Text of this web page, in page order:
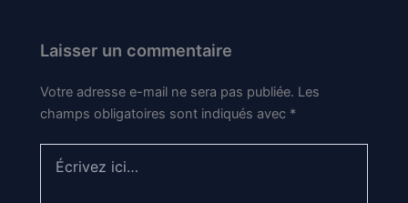
Laisser un commentaire
Votre adresse e-mail ne sera pas publiée. Les
champs obligatoires sont indiqués avec *
ici…